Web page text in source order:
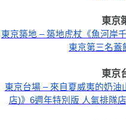
東京
東京築地 – 築地虎杖《魚河岸
東京第三名蓋
東京
東京台場 – 來自夏威夷的奶油
店)》6週年特別版 人氣排隊